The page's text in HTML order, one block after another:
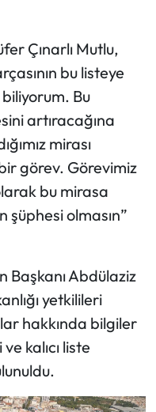
Çınarlı Mutlu,
bu listeye
Bu
artıracağına
mirası
görev. Görevimiz
bu mirasa
şüphesi olmasın”
Başkanı Abdülaziz
yetkilileri
hakkında bilgiler
kalıcı liste